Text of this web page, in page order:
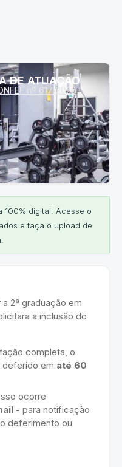
DE ATUAÇÃO
nº 617/2026
100% digital. Acesse o
e faça o upload de
2ª graduação em
a inclusão do
completa, o
deferido em até 60
ocorre
- para notificação
deferimento ou